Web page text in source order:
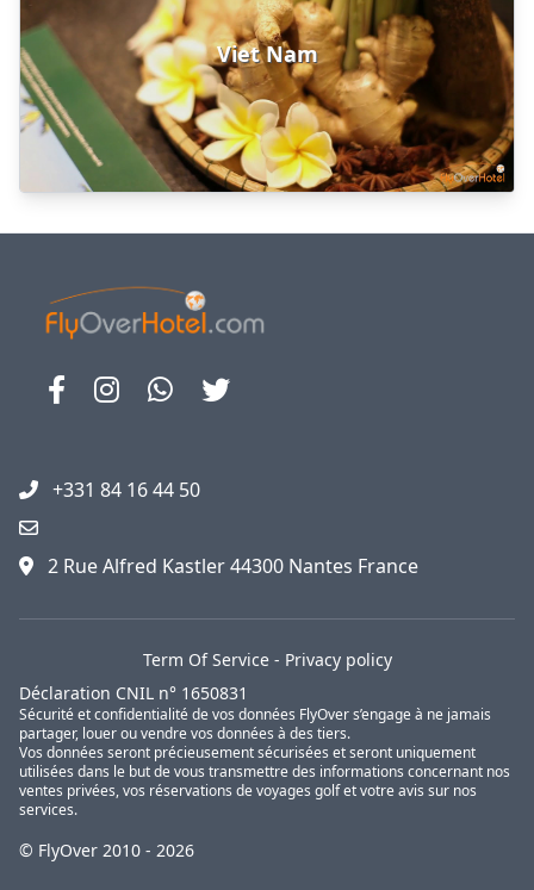
Viet Nam
+331 84 16 44 50
2 Rue Alfred Kastler 44300 Nantes France
Term Of Service- Privacy policy
Déclaration CNIL n° 1650831
Sécurité et confidentialité de vos données FlyOver s’engage à ne jamais
partager, louer ou vendre vos données à des tiers.
Vos données seront précieusement sécurisées et seront uniquement
utilisées dans le but de vous transmettre des informations concernant nos
ventes privées, vos réservations de voyages golf et votre avis sur nos
services.
© FlyOver 2010 - 2026